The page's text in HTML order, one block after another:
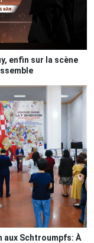
enfin sur la scène
aux Schtroumpfs: À